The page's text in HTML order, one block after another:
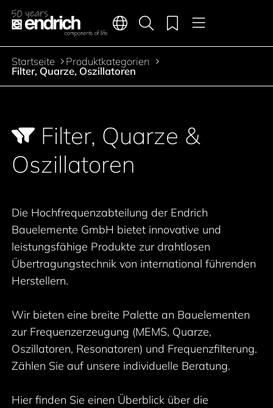
Zum Inhalt springen
Hauptnavigation
Sprachen Menü
Produktsuche
Merkliste
Pfadnavigation
Startseite Produktkategorien
Filter, Quarze, Oszillatoren
Filter, Quarze &
Oszillatoren
Die Hochfrequenzabteilung der Endrich
Bauelemente GmbH bietet innovative und
leistungsfähige Produkte zur drahtlosen
Übertragungstechnik von international führenden
Herstellern.
Wir bieten eine breite Palette an Bauelementen
zur Frequenzerzeugung (MEMS, Quarze,
Oszillatoren, Resonatoren) und Frequenzfilterung.
Zählen Sie auf unsere individuelle Beratung.
Hier finden Sie einen Überblick über die